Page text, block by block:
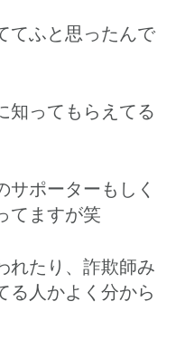
てふと思ったんで
知ってもらえてる
サポーターもしく
てますが笑
れたり、詐欺師み
る人かよく分から